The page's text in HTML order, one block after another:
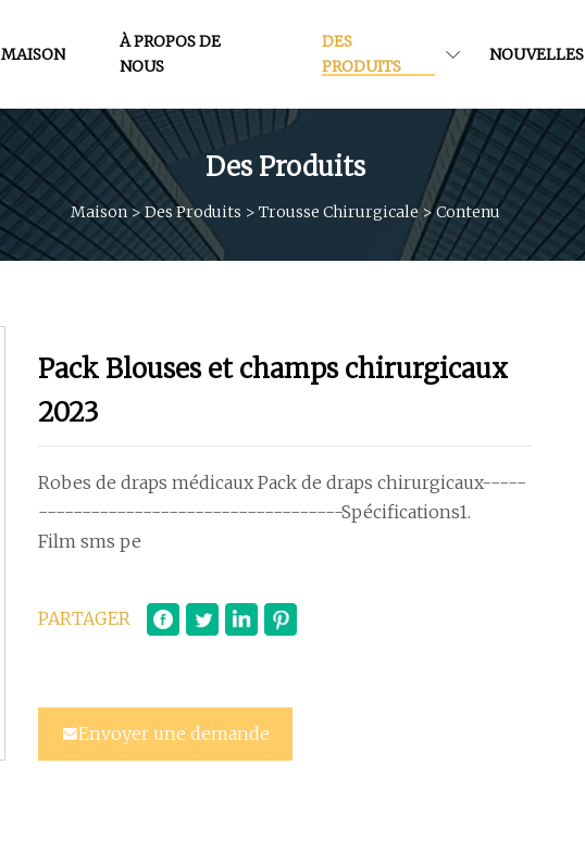
MAISON
À PROPOS DE
NOUS
DES
PRODUITS
NOUVELLES
Des Produits
Maison>Des Produits > Trousse Chirurgicale>Contenu
Pack Blouses et champs chirurgicaux
2023
Robes de draps médicaux Pack de draps chirurgicaux-----
-----------------------------------Spécifications1.
Film sms pe
PARTAGER
Envoyer une demande